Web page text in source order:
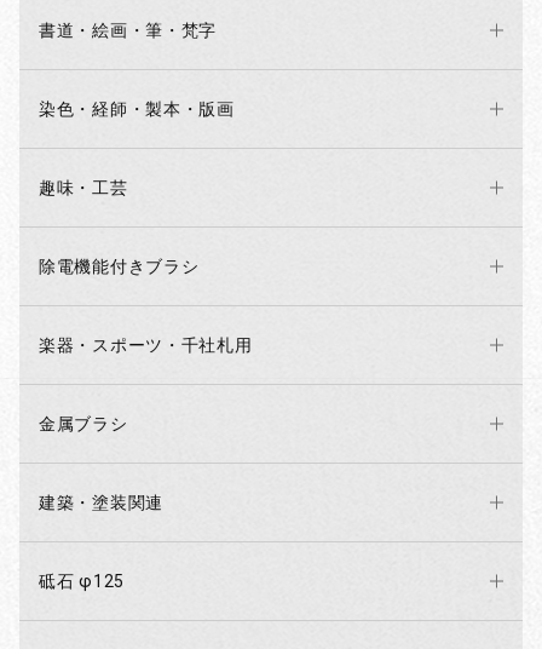
書道・絵画・筆・梵字
染色・経師・製本・版画
趣味・工芸
除電機能付きブラシ
楽器・スポーツ・千社札用
金属ブラシ
建築・塗装関連
砥石 φ125
お買い物を続ける カートへ進む